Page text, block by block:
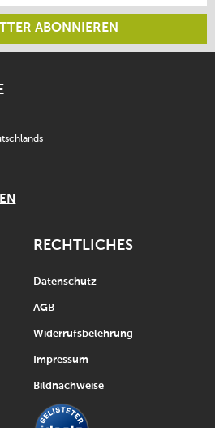
ABONNIEREN
RECHTLICHES
Datenschutz
AGB
Widerrufsbelehrung
Impressum
Bildnachweise